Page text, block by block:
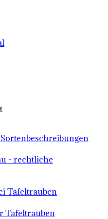
- rechtliche
Tafeltrauben
Tafeltrauben